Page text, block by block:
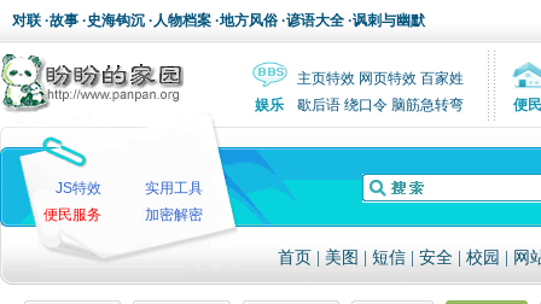
对联 ·故事 ·史海钩沉 ·人物档案 ·地方风俗 ·谚语大全 ·讽刺与幽默
主页特效 网页特效 百家姓
娱乐
歇后语 绕口令 脑筋急转弯 便民
JS特效
实用工具
便民服务
加密解密
首页 美图 短信 安全 校园 网